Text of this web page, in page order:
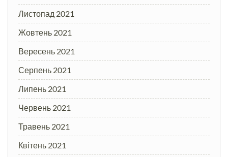
Листопад 2021
Жовтень 2021
Вересень 2021
Серпень 2021
Липень 2021
Червень 2021
Травень 2021
Квітень 2021